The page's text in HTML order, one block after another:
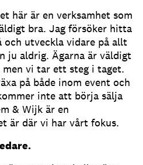
här är en verksamhet som
bra. Jag försöker hitta
och utveckla vidare på allt
ju aldrig. Ägarna är väldigt
vi tar ett steg i taget.
på både inom event och
inte att börja sälja
& Wijk är en
är där vi har vårt fokus.